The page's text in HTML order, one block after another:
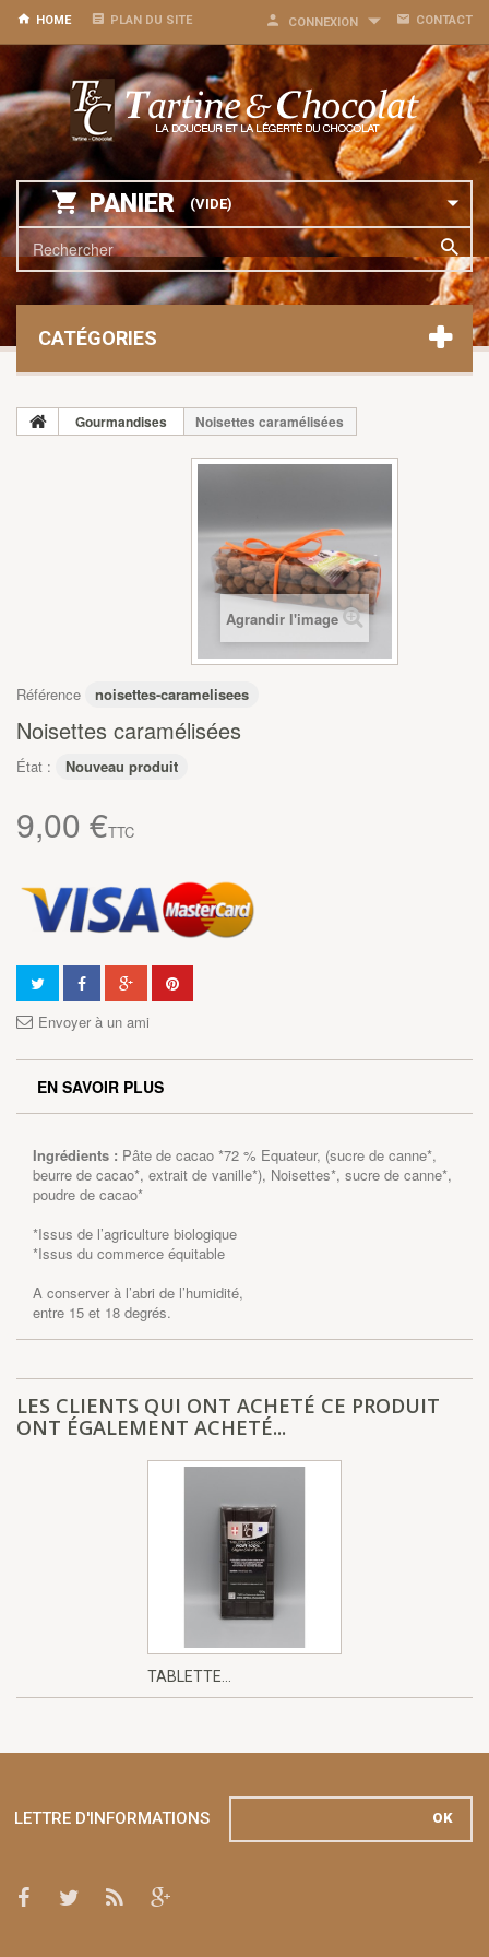
HOME PLAN DU SITE CONTACT
CONNEXION
PANIER (VIDE)
CATÉGORIES
Gourmandises Noisettes caramélisées
Agrandir l'image
Référence noisettes-caramelisees
Noisettes caramélisées
État : Nouveau produit
9,00 €TTC
Envoyer à un ami
EN SAVOIR PLUS
Ingrédients : Pâte de cacao *72 % Equateur, (sucre de canne*,
beurre de cacao*, extrait de vanille*), Noisettes*, sucre de canne*,
poudre de cacao*
*Issus de l’agriculture biologique
*Issus du commerce équitable
A conserver à l’abri de l’humidité,
entre 15 et 18 degrés.
LES CLIENTS QUI ONT ACHETÉ CE PRODUIT
ONT ÉGALEMENT ACHETÉ...
TABLETTE...
LETTRE D'INFORMATIONS OK